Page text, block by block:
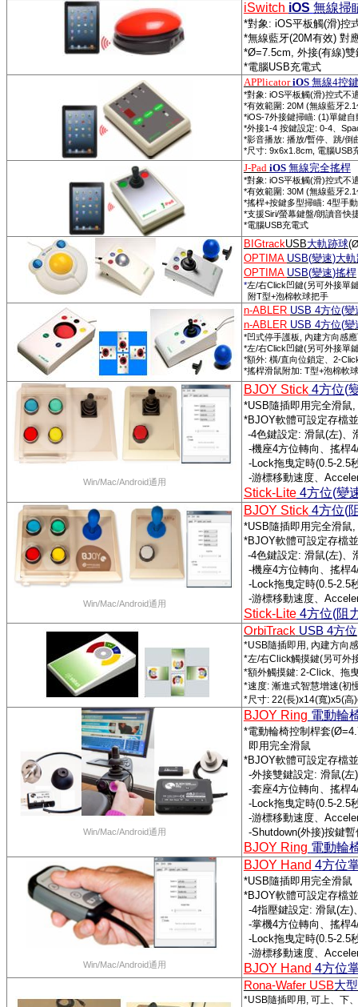
iSwitch iOS 無線掃
*對象: iOS平板觸(滑)控
*無線藍牙(20M有效) 對
*Ø=7.5cm, 外接(有線)雙
*電腦USB充電式
APPlicatoriOS 無線4控鍵
*對象: iOS平板觸(滑)控式不
*有效範圍 : 20M (無線藍牙2.1
*iOS-7外接鍵掃瞄: (1)單鍵自
*外接1-4 按鍵設定: 0-4、
*影音播放: 播放/暫停、跳/倒
*尺寸: 9x6x1.8cm, 電腦USB
J-Pad iOS 無線完全搖桿
*對象: iOS平板觸(滑)控式不
*有效範圍 : 30M (無線藍牙2.1
*搖桿+按鍵多型掃瞄: 4型手
*支援Siri/螢幕鍵盤/朗讀音快
*電腦USB充電式
BIGtrackUSB大軌跡球(
OPTIMA USB(變速)大
OPTIMA USB(變速)搖桿
*左/右Click 凹鍵(另可外接單
附T型+泡棉軟球把手
n-ABLER USB 4方位(變
n-ABLER USB 4方位(變
*凹式停手護板 內建方向感
*左/右Click 凹鍵(另可外接單
*額外: 橫/直向位鎖定、 2-
*搖桿滑鼠附加: T型+泡棉軟
Win/Mac/Android通用
BJOY Stick4方位(
*USB隨插即用完全滑鼠,
*BJOY軟體可設定存檔
-4色鍵設定:滑鼠(左)、
-機座4方位轉向、搖桿
-Lock拖曳定時(0.5-2.5
-游標移動速度、
Stick-Lite4方位(變
Win/Mac/Android通用
BJOY Stick4方位(
*USB隨插即用完全滑鼠,
*BJOY軟體可設定存檔
-4色鍵設定:滑鼠(左)、
-機座4方位轉向、搖桿
-Lock拖曳定時(0.5-2.5
-游標移動速度、
Stick-Lite4方位(阻
OrbiTrack USB 4方位
*USB隨插即用 , 內建方向
*左/右Click觸摸鍵(另可外
*額外觸摸鍵: 2-Click、拖
*速度: 漸進式智慧增速(初
*尺寸: 22(長)x14(寬)x5(高
Win/Mac/Android通用
BJOY Ring 電動輪
*電動輪椅控制桿套
即用完全滑鼠
*BJOY軟體可設定存檔
-外接雙鍵設定: 滑鼠(左)
-套座4方位轉向、搖桿
-Lock拖曳定時(0.5-2.5
-游標移動速度、
-Shutdown(外接)按鍵暫
BJOY Ring 電動輪
Win/Mac/Android通用
BJOY Hand 4方位
*USB隨插即用完全滑鼠
*BJOY軟體可設定存檔
-4指壓鍵設定: 滑鼠(左)
-掌機4方位轉向、搖桿
-Lock拖曳定時(0.5-2.5
-游標移動速度、
BJOY Hand 4方位
Rona-Wafer USB大
*USB隨插即用 , 可上、下